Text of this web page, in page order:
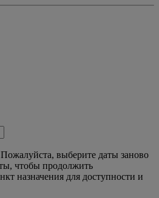
выберите даты заново
чтобы продолжить
назначения для доступности и